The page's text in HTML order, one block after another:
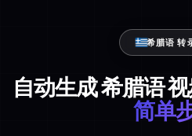
希腊语 转
自动生成 希腊语
简单